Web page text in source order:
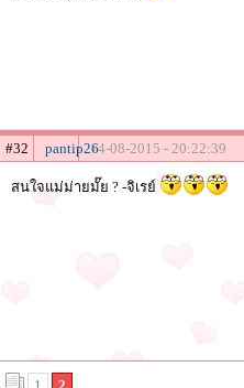
#32 pantip2614-08-2015 - 20:22:39
สนใจแม่ม่ายมั๊ย ? -จิเรย์